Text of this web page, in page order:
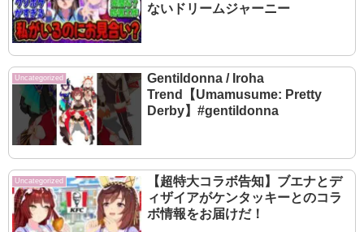
ないドリームジャーニー
Uncategorized
Gentildonna / Iroha
Trend【Umamusume: Pretty
Derby】#gentildonna
Uncategorized
【超特大コラボ告知】ブエナとデ
ィザイアがケンタッキーとのコラ
ボ情報をお届けだ！